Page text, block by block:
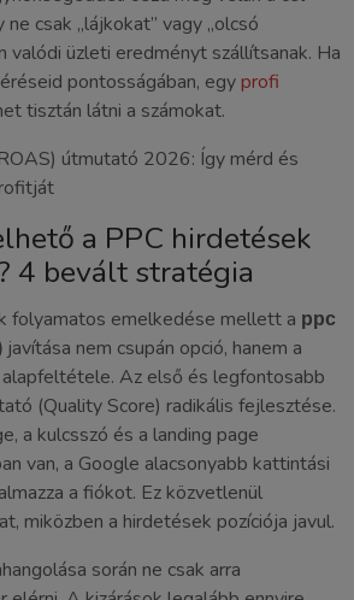
csak „lájkokat” vagy „olcsó
valódi üzleti eredményt szállítsanak. Ha
pontosságában, egyprofi
tisztán látni a számokat.
a PPC hirdetések
4 bevált stratégia
folyamatos emelkedése mellett a ppc
javítása nem csupán opció, hanem a
Az első és legfontosabb
(Quality Score) radikális fejlesztése.
a kulcsszó és a landing page
van, a Google alacsonyabb kattintási
a fiókot. Ez közvetlenül
miközben a hirdetések pozíciója javul.
során ne csak arra